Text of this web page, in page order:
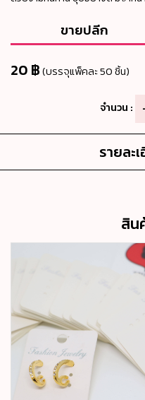
ขายปลีก
20 ฿(บรรจุแพ็คละ 50 ชิ้น)
จำนวน :
รายละ
สิน